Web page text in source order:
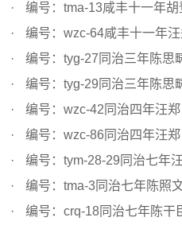
编号：tma-13咸丰十一年
编号：wzc-64咸丰十一年
编号：tyg-27同治三年陈思
编号：tyg-29同治三年陈思
编号：wzc-42同治四年汪
编号：wzc-86同治四年汪
编号：tym-28-29同治七年
编号：tma-3同治七年陈照
编号：crq-18同治七年陈干